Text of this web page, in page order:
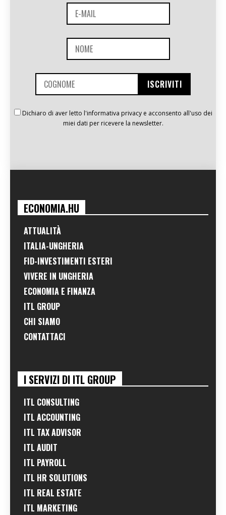
Dichiaro di aver letto l'informativa privacy e acconsento all'uso dei
miei dati per ricevere la newsletter.
ECONOMIA.HU
ATTUALITÀ
ITALIA-UNGHERIA
FID-INVESTIMENTI ESTERI
VIVERE IN UNGHERIA
ECONOMIA E FINANZA
ITL GROUP
CHI SIAMO
CONTATTACI
I SERVIZI DI ITL GROUP
ITL CONSULTING
ITL ACCOUNTING
ITL TAX ADVISOR
ITL AUDIT
ITL PAYROLL
ITL HR SOLUTIONS
ITL REAL ESTATE
ITL MARKETING